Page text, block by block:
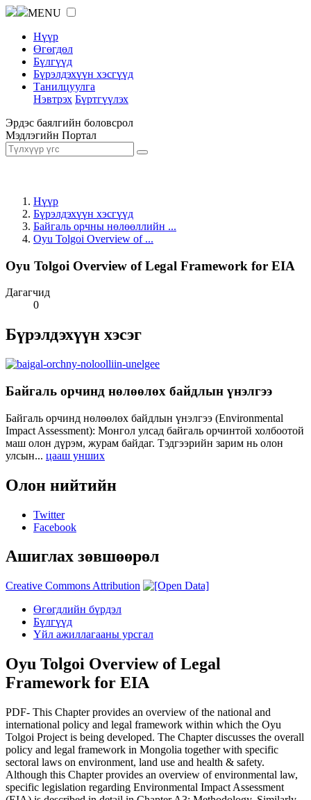
MENU
Нүүр
Өгөгдөл
Бүлгүүд
Бүрэлдэхүүн хэсгүүд
Танилцуулга
Нэвтрэх Бүртгүүлэх
Эрдэс баялгийн боловсрол
Мэдлэгийн Портал
Нүүр
Бүрэлдэхүүн хэсгүүд
Байгаль орчны нөлөөллийн ...
Oyu Tolgoi Overview of ...
Oyu Tolgoi Overview of Legal Framework for EIA
Дагагчид
0
Бүрэлдэхүүн хэсэг
Байгаль орчинд нөлөөлөх байдлын үнэлгээ
Байгаль орчинд нөлөөлөх байдлын үнэлгээ (Environmental
Impact Assessment): Монгол улсад байгаль орчинтой холбоотой
маш олон дүрэм, журам байдаг. Тэдгээрийн зарим нь олон
улсын... цааш унших
Олон нийтийн
Twitter
Facebook
Ашиглах зөвшөөрөл
Creative Commons Attribution
Өгөгдлийн бүрдэл
Бүлгүүд
Үйл ажиллагааны урсгал
Oyu Tolgoi Overview of Legal
Framework for EIA
PDF- This Chapter provides an overview of the national and
international policy and legal framework within which the Oyu
Tolgoi Project is being developed. The Chapter discusses the overall
policy and legal framework in Mongolia together with specific
sectoral laws on environment, land use and health & safety.
Although this Chapter provides an overview of environmental law,
specific legislation regarding Environmental Impact Assessment